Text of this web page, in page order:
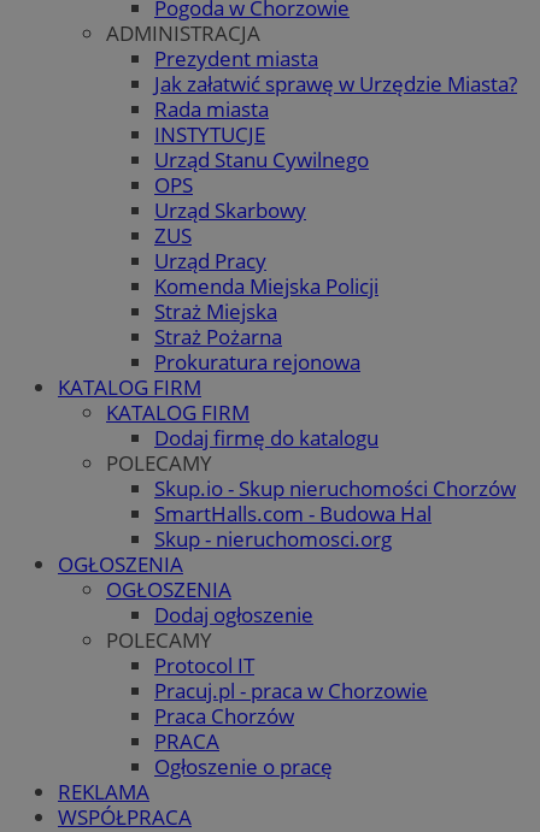
Pogoda w Chorzowie
ADMINISTRACJA
Prezydent miasta
Jak załatwić sprawę w Urzędzie Miasta?
Rada miasta
INSTYTUCJE
Urząd Stanu Cywilnego
OPS
Urząd Skarbowy
ZUS
Urząd Pracy
Komenda Miejska Policji
Straż Miejska
Straż Pożarna
Prokuratura rejonowa
KATALOG FIRM
KATALOG FIRM
Dodaj firmę do katalogu
POLECAMY
Skup.io - Skup nieruchomości Chorzów
SmartHalls.com - Budowa Hal
Skup - nieruchomosci.org
OGŁOSZENIA
OGŁOSZENIA
Dodaj ogłoszenie
POLECAMY
Protocol IT
Pracuj.pl - praca w Chorzowie
Praca Chorzów
PRACA
Ogłoszenie o pracę
REKLAMA
WSPÓŁPRACA